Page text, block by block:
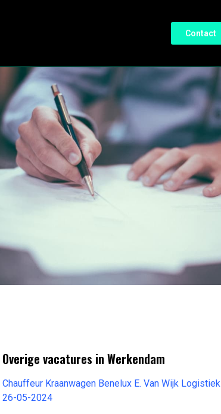
Contact
Overige vacatures in Werkendam
Chauffeur Kraanwagen Benelux E. Van Wijk Logistiek
26-05-2024